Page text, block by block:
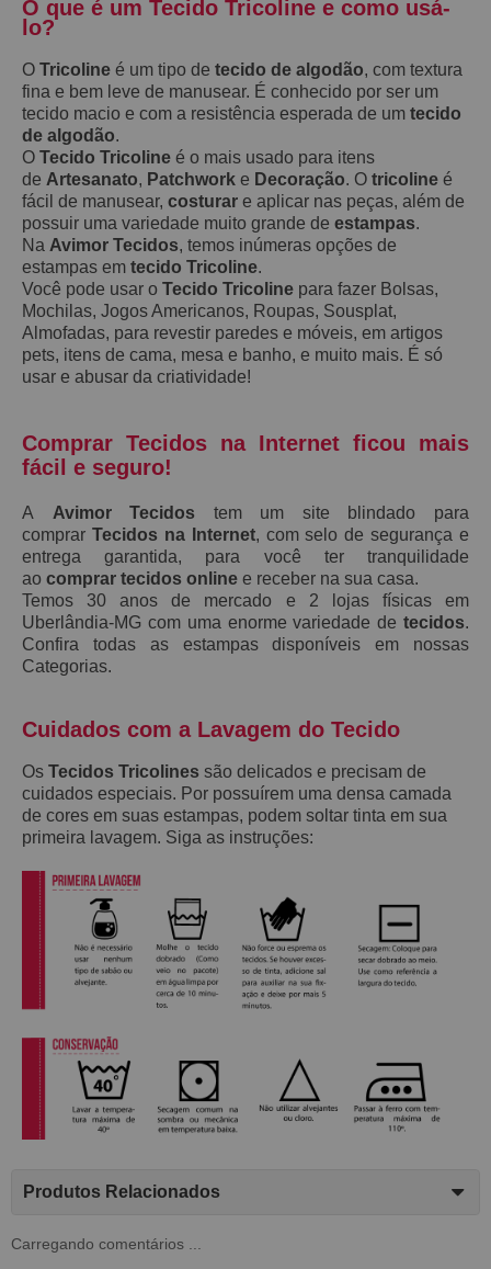
O que é um Tecido Tricoline e como usá-
lo?
O Tricoline é um tipo de tecido de algodão, com textura
fina e bem leve de manusear. É conhecido por ser um
tecido macio e com a resistência esperada de um tecido
de algodão.
O Tecido Tricoline é o mais usado para itens
de Artesanato, Patchwork e Decoração. O tricoline é
fácil de manusear, costurar e aplicar nas peças, além de
possuir uma variedade muito grande de estampas.
Na Avimor Tecidos, temos inúmeras opções de
estampas em tecido Tricoline.
Você pode usar o Tecido Tricoline para fazer Bolsas,
Mochilas, Jogos Americanos, Roupas, Sousplat,
Almofadas, para revestir paredes e móveis, em artigos
pets, itens de cama, mesa e banho, e muito mais. É só
usar e abusar da criatividade!
Comprar Tecidos na Internet ficou mais
fácil e seguro!
A Avimor Tecidos tem um site blindado para
comprar Tecidos na Internet, com selo de segurança e
entrega garantida, para você ter tranquilidade
ao comprar tecidos online e receber na sua casa.
Temos 30 anos de mercado e 2 lojas físicas em
Uberlândia-MG com uma enorme variedade de tecidos.
Confira todas as estampas disponíveis em nossas
Categorias.
Cuidados com a Lavagem do Tecido
Os Tecidos Tricolines são delicados e precisam de
cuidados especiais. Por possuírem uma densa camada
de cores em suas estampas, podem soltar tinta em sua
primeira lavagem. Siga as instruções:
Produtos Relacionados
Carregando comentários ...